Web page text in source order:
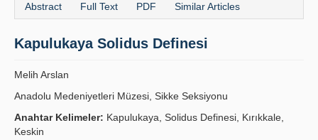
About
Journal Boards
Writing Rules
Principles
Publication Policies
Abstract Full Text PDF Similar Articles
Kapulukaya Solidus Definesi
Melih Arslan
Anadolu Medeniyetleri Müzesi, Sikke Seksiyonu
Anahtar Kelimeler: Kapulukaya, Solidus Definesi, Kırıkkale,
Keskin